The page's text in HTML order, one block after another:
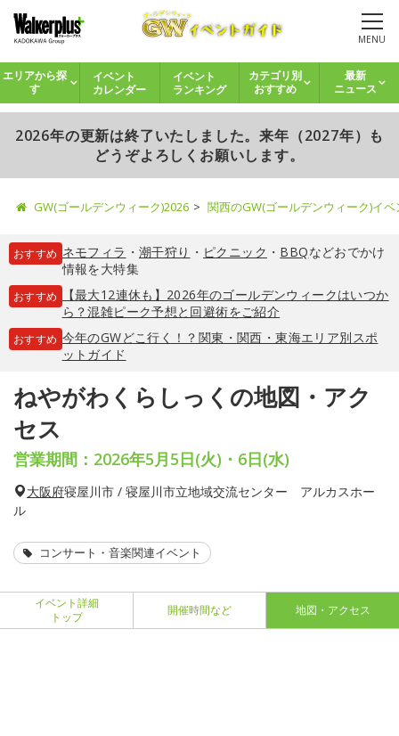
MENU
エリアから探
す
イベント
カレンダー
イベント
ランキング
カテゴリ別
おすすめ
最新
ニュース
2026年の更新は終了いたしました。来年（2027年）も
どうぞよろしくお願いします。
GW(ゴールデンウィーク)2026 関西のGW(ゴールデンウィーク)イ
おすすめ ネモフィラ ・ 潮干狩り ・ ピクニック ・ BBQなどおでかけ
情報を大特集
おすすめ
【最大12連休も】2026年のゴールデンウィークはいつか
ら？混雑ピーク予想と回避術をご紹介
おすすめ 今年のGWどこ行く！？関東・関西・東海エリア別スポ
ットガイド
ねやがわくらしっくの地図・アク
セス
営業期間：2026年5月5日(火)・6日(水)
大阪府寝屋川市 / 寝屋川市立地域交流センター アルカスホー
ル
コンサート・音楽関連イベント
イベント詳細
トップ
開催時間など 地図・アクセス